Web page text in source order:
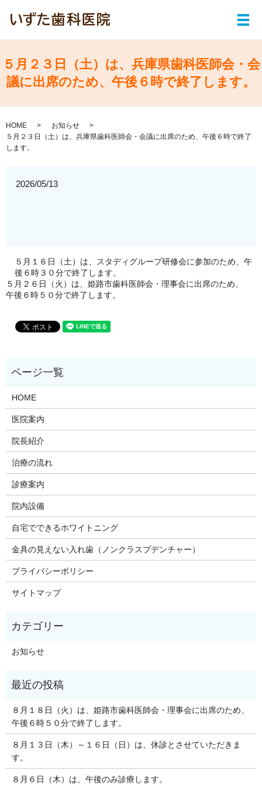
メ
５月２３日（土）は、兵庫県歯科医師会・会
議に出席のため、午後６時で終了します。
HOME
お知らせ
５月２３日（土）は、兵庫県歯科医師会・会議に出席のため、午後６時で終了
します。
2026/05/13
５月１６日（土）は、スタディグループ研修会に参加のため、午
後６時３０分で終了します。
５月２６日（火）は、姫路市歯科医師会・理事会に出席のため、
午後６時５０分で終了します。
HOME
医院案内
院長紹介
治療の流れ
診療案内
院内設備
自宅でできるホワイトニング
金具の見えない入れ歯（ノンクラスプデンチャー）
プライバシーポリシー
サイトマップ
お知らせ
８月１８日（火）は、姫路市歯科医師会・理事会に出席のため、
午後６時５０分で終了します。
８月１３日（木）～１６日（日）は、休診とさせていただきま
す。
８月６日（木）は、午後のみ診療します。